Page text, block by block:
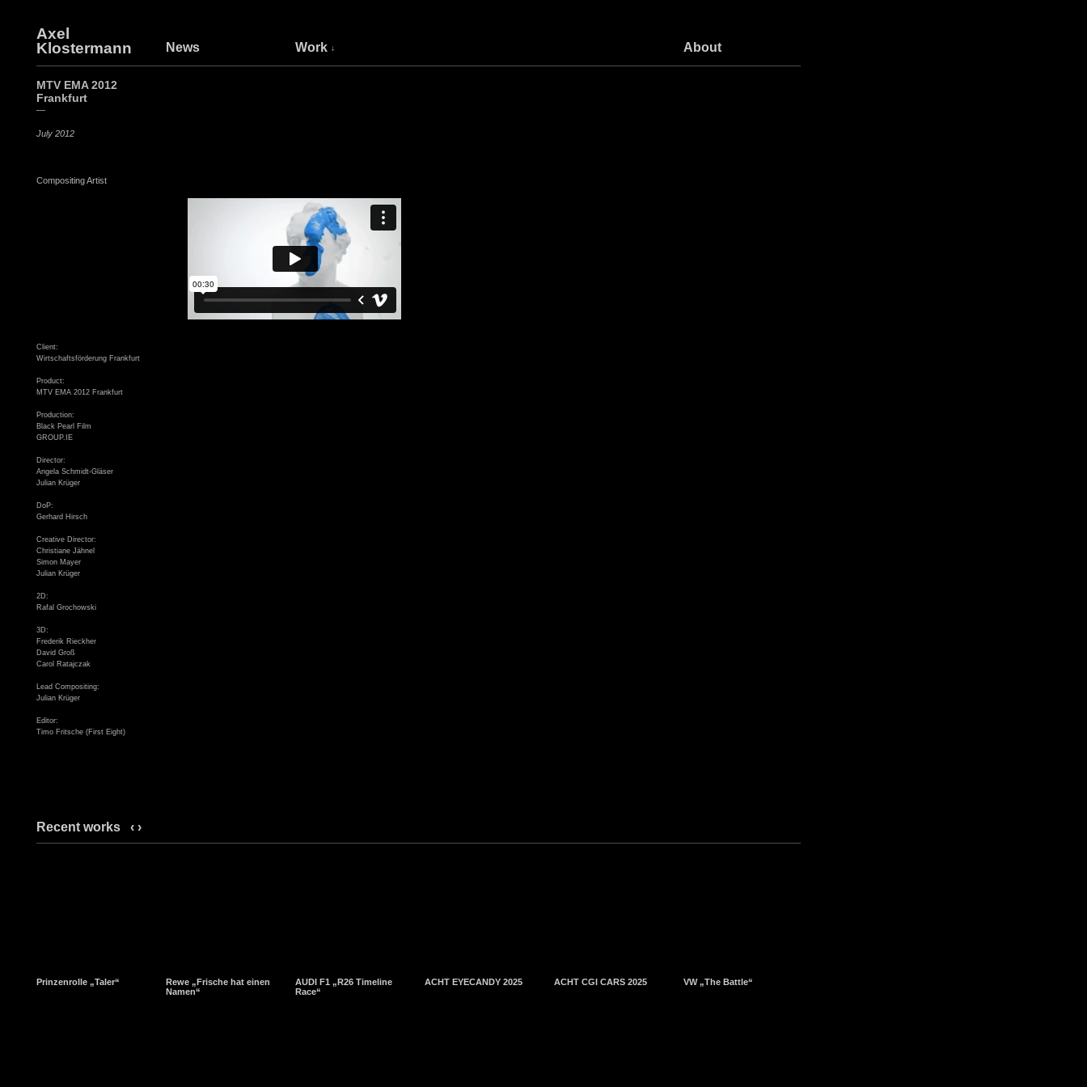
Axel
Klostermann
News Work About
MTV EMA 2012
Frankfurt
—
July 2012
Compositing Artist
Client:
Wirtschaftsförderung Frankfurt
Product:
MTV EMA 2012 Frankfurt
Production:
Black Pearl Film
GROUP.IE
Director:
Angela Schmidt-Gläser
Julian Krüger
DoP:
Gerhard Hirsch
Creative Director:
Christiane Jähnel
Simon Mayer
Julian Krüger
2D:
Rafal Grochowski
3D:
Frederik Rieckher
David Groß
Carol Ratajczak
Lead Compositing:
Julian Krüger
Editor:
Timo Fritsche (First Eight)
Recent works ‹ ›
Prinzenrolle „Taler“
Rewe „Frische hat einen
Namen“
AUDI F1 „R26 Timeline
Race“
ACHT EYECANDY 2025 ACHT CGI CARS 2025 VW „The Battle“